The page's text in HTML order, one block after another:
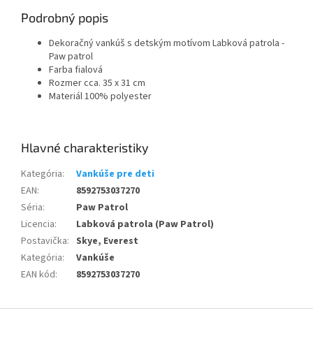
Podrobný popis
Dekoračný vankúš s detským motívom Labková patrola -
Paw patrol
Farba fialová
Rozmer cca. 35 x 31 cm
Materiál 100% polyester
Kategória:
Vankúše pre deti
EAN:
8592753037270
Séria:
Paw Patrol
Licencia:
Labková patrola (Paw Patrol)
Postavička: Skye, Everest
Kategória:
Vankúše
EAN kód: 8592753037270